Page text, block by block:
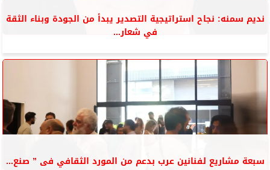
نديم سمنه: نجاح استراتيجية التصدير يبدأ من الجودة وبناء الثقة
في شعار...
سبعة مشاريع لفنانين عرب بدعم من المورد الثقافي فى ” صنع...